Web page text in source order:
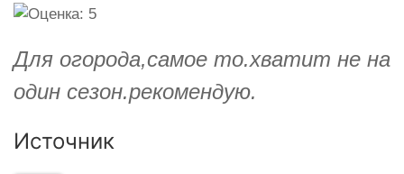
Для огорода,самое то.хватит не на
один сезон.рекомендую.
Источник